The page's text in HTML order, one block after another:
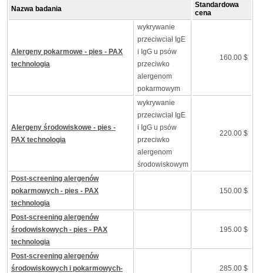
Nazwa badania
Standardowa
cena
Alergeny pokarmowe - pies - PAX
technologia
wykrywanie
przeciwciał IgE
i IgG u psów
przeciwko
alergenom
pokarmowym
160.00 $
Alergeny środowiskowe - pies -
PAX technologia
wykrywanie
przeciwciał IgE
i IgG u psów
przeciwko
alergenom
środowiskowym
220.00 $
Post-screening alergenów
pokarmowych - pies - PAX
technologia
150.00 $
Post-screening alergenów
środowiskowych - pies - PAX
technologia
195.00 $
Post-screening alergenów
środowiskowych i pokarmowych-
285.00 $